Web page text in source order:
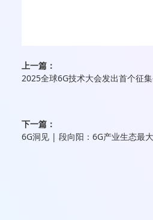
上一篇：
下一篇：